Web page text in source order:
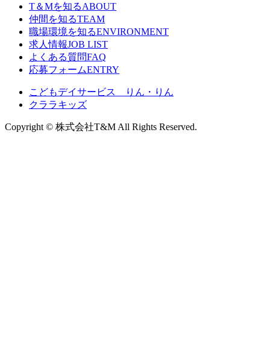
T＆Mを知るABOUT
仲間を知るTEAM
職場環境を知るENVIRONMENT
求人情報JOB LIST
よくある質問FAQ
応募フォームENTRY
こどもデイサービス りん・りん
クララキッズ
Copyright © 株式会社T&M All Rights Reserved.